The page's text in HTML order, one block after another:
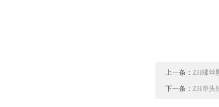
上一条： ZH螺丝
下一条： ZH单头